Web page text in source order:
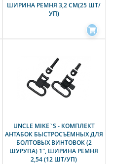
ШИРИНА РЕМНЯ 3,2 СМ(25 ШТ/
УП)
UNCLE MIKE`S - КОМПЛЕКТ
АНТАБОК БЫСТРОСЪЁМНЫХ ДЛЯ
БОЛТОВЫХ ВИНТОВОК (2
ШУРУПА) 1", ШИРИНА РЕМНЯ
2,54 (12 ШТ/УП)